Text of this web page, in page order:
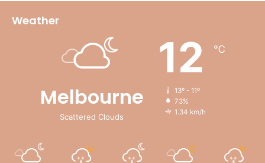
Weather
Melbourne
Scattered Clouds
12 ℃
13º - 11º
73%
1.34 km/h